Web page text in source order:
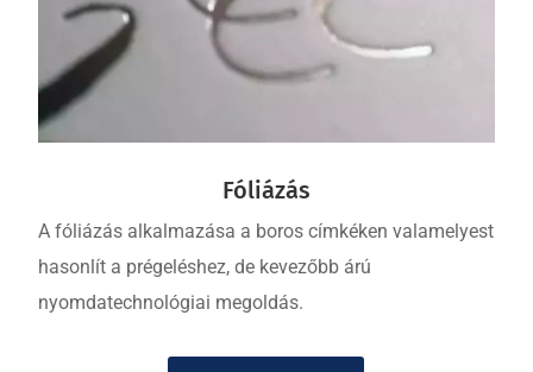
Fóliázás
A fóliázás alkalmazása a boros címkéken valamelyest
hasonlít a prégeléshez, de kevezőbb árú
nyomdatechnológiai megoldás.